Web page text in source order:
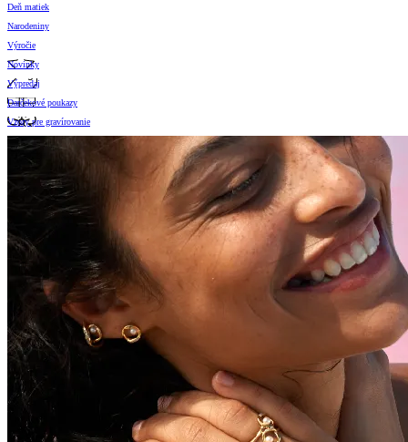
Deň matiek
Narodeniny
Výročie
Novinky
Výpredaj
Darčekové poukazy
Vzory pre gravírovanie